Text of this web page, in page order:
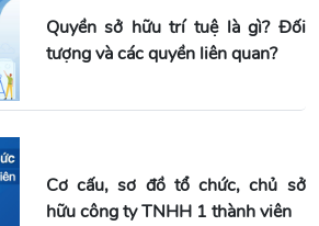
Quyền sở hữu trí tuệ là gì? Đối
tượng và các quyền liên quan?
Cơ cấu, sơ đồ tổ chức, chủ sở
hữu công ty TNHH 1 thành viên